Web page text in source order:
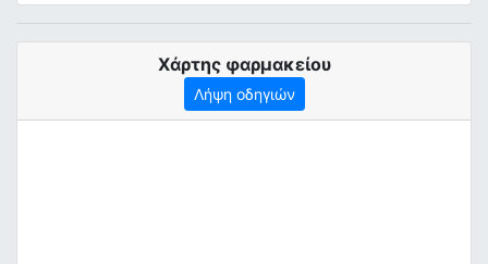
Χάρτης φαρμακείου
Λήψη οδηγιών